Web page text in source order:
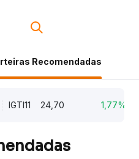
Recomendadas
IGTI11 24,70 1,77%